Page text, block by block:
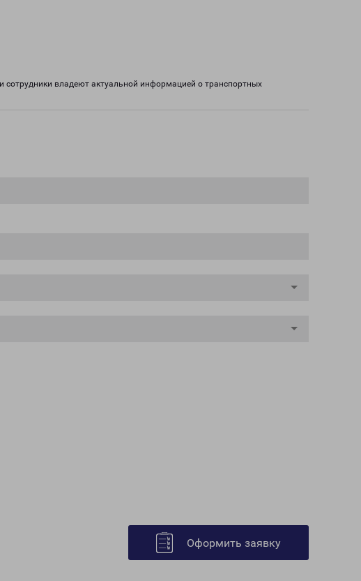
владеют актуальной информацией о транспортных
Оформить заявку